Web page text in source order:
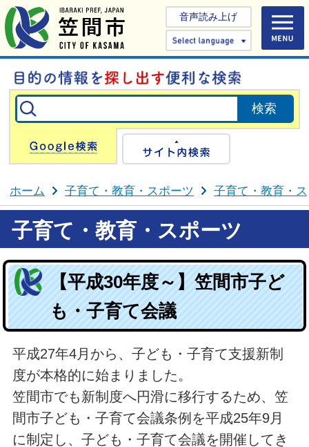
音声読み上げ
Select
Google検索
ホーム 子育て・教育・スポーツ 子育て・教育・
子育て・教育・スポーツ
【平成30年度～】笠間市子ど
も・子育て会議
平成27年4月から、子ども・子育て支援新制
度が本格的に始まりました。
笠間市でも新制度へ円滑に移行するため、笠
間市子ども・子育て会議条例を平成25年9月
に制定し、子ども・子育て会議を開催してき